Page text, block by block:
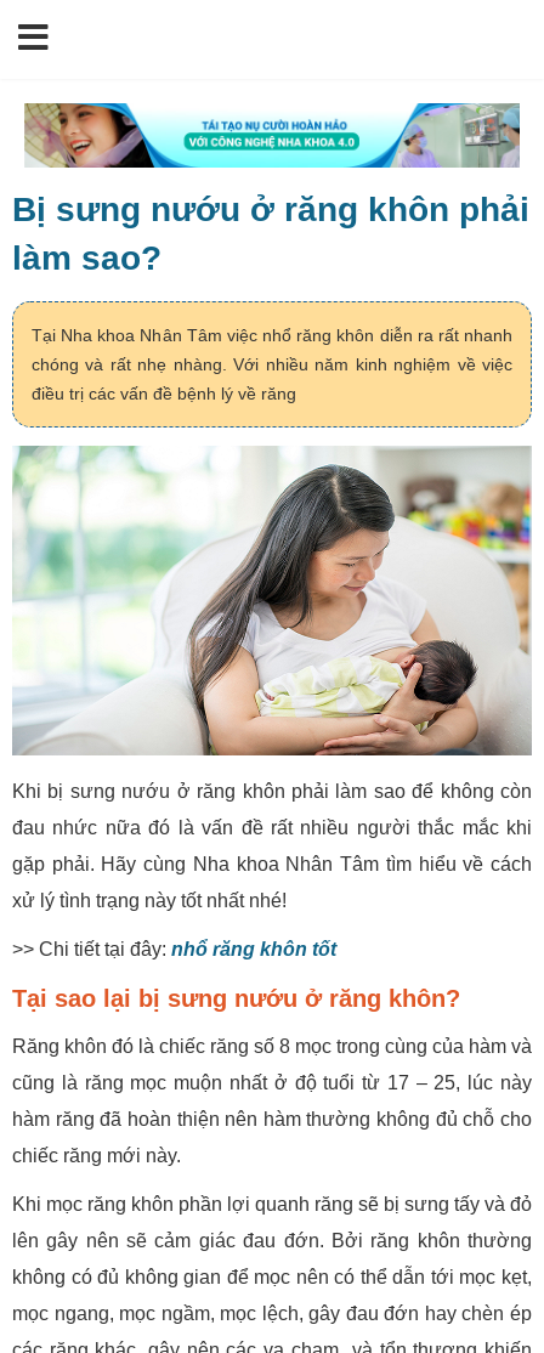
Bị sưng nướu ở răng khôn phải
làm sao?
Tại Nha khoa Nhân Tâm việc nhổ răng khôn diễn ra rất nhanh
chóng và rất nhẹ nhàng. Với nhiều năm kinh nghiệm về việc
điều trị các vấn đề bệnh lý về răng
Khi bị sưng nướu ở răng khôn phải làm sao để không còn
đau nhức nữa đó là vấn đề rất nhiều người thắc mắc khi
gặp phải. Hãy cùng Nha khoa Nhân Tâm tìm hiểu về cách
xử lý tình trạng này tốt nhất nhé!
>> Chi tiết tại đây: nhổ răng khôn tốt
Tại sao lại bị sưng nướu ở răng khôn?
Răng khôn đó là chiếc răng số 8 mọc trong cùng của hàm và
cũng là răng mọc muộn nhất ở độ tuổi từ 17 – 25, lúc này
hàm răng đã hoàn thiện nên hàm thường không đủ chỗ cho
chiếc răng mới này.
Khi mọc răng khôn phần lợi quanh răng sẽ bị sưng tấy và đỏ
lên gây nên sẽ cảm giác đau đớn. Bởi răng khôn thường
không có đủ không gian để mọc nên có thể dẫn tới mọc kẹt,
mọc ngang, mọc ngầm, mọc lệch, gây đau đớn hay chèn ép